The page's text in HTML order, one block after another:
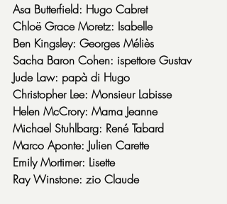
Asa Butterfield: Hugo Cabret
Chloë Grace Moretz: Isabelle
Ben Kingsley: Georges Méliès
Sacha Baron Cohen: ispettore Gustav
Jude Law: papà di Hugo
Christopher Lee: Monsieur Labisse
Helen McCrory: Mama Jeanne
Michael Stuhlbarg: René Tabard
Marco Aponte: Julien Carette
Emily Mortimer: Lisette
Ray Winstone: zio Claude